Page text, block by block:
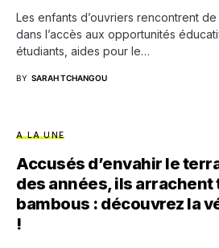
Les enfants d’ouvriers rencontrent
dans l’accès aux opportunités
étudiants, aides pour le…
BY SARAH TCHANGOU
A LA UNE
Accusés d’envahir le
des années, ils arrachent
bambous : découvrez la
!